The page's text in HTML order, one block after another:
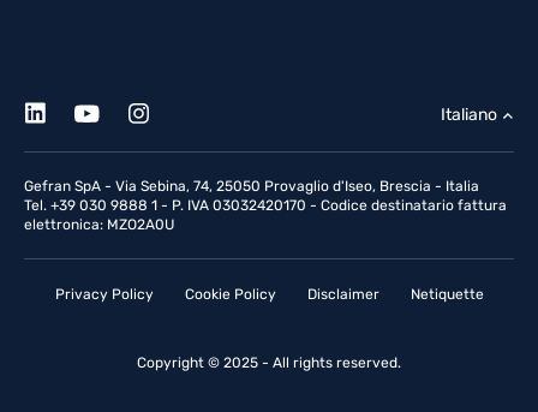
Gefran SpA - Via Sebina, 74, 25050 Provaglio d'Iseo, Brescia - Italia
Tel. +39 030 9888 1 - P. IVA 03032420170 - Codice destinatario fattura
elettronica: MZO2A0U
Italiano
Privacy Policy Cookie Policy Disclaimer Netiquette
Copyright © 2025 - All rights reserved.